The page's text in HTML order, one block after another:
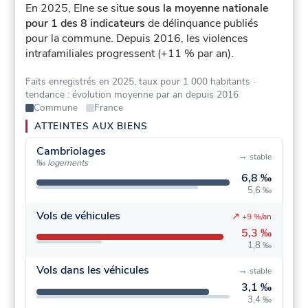
En 2025, Elne se situesous la moyenne nationale
pour 1 des 8 indicateurs de délinquance publiés
pour la commune. Depuis 2016, les violences
intrafamiliales progressent (+11 % par an).
Faits enregistrés en 2025, taux pour 1 000 habitants ·
tendance : évolution moyenne par an depuis 2016
Commune
France
ATTEINTES AUX BIENS
Cambriolages
‰ logements
6,8 ‰
5,6 ‰
→ stable
Vols de véhicules
5,3 ‰
1,8 ‰
↗ +9 %/an
Vols dans les véhicules
3,1 ‰
3,4 ‰
→ stable